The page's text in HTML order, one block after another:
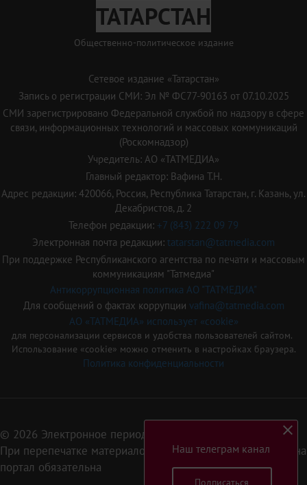
ТАТАРСТАН
Общественно-политическое издание
Сетевое издание «Татарстан»
Запись о регистрации СМИ: Эл № ФС77-90163 от 07.10.2025
СМИ зарегистрировано Федеральной службой по надзору в сфере
связи, информационных технологий и массовых коммуникаций
(Роскомнадзор)
Учредитель: АО «ТАТМЕДИА»
Главный редактор: Вафина Т.Н.
Адрес редакции: 420066, Россия, Республика Татарстан, г. Казань, ул.
Декабристов, д. 2
Телефон редакции: +7 (843) 222 09 79
Электронная почта редакции: tatarstan@tatmedia.com
При поддержке Республиканского агентства по печати и массовым
коммуникациям "Татмедиа"
Антикоррупционная политика АО "ТАТМЕДИА"
Для сообщений о фактах коррупции vafina@tatmedia.com
АО «ТАТМЕДИА» использует «cookie»
для персонализации сервисов и удобства пользователей сайтом.
Использование «cookie» можно отменить в настройках браузера.
Политика конфиденциальности
© 2026 Электронное периодическое издание «Татарстан»
При перепечатке материалов или их фрагментов ссылка на
портал обязательна
Наш телеграм канал
Подписаться